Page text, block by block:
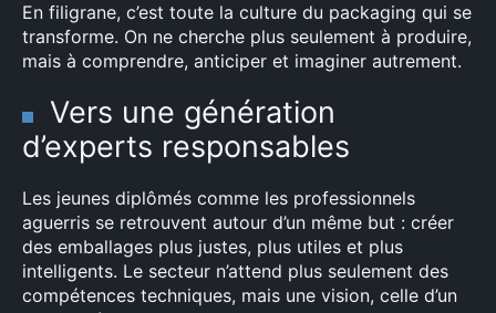
En filigrane, c’est toute la culture du packaging qui se
transforme. On ne cherche plus seulement à produire,
mais à comprendre, anticiper et imaginer autrement.
Vers une génération
d’experts responsables
Les jeunes diplômés comme les professionnels
aguerris se retrouvent autour d’un même but : créer
des emballages plus justes, plus utiles et plus
intelligents. Le secteur n’attend plus seulement des
compétences techniques, mais une vision, celle d’un